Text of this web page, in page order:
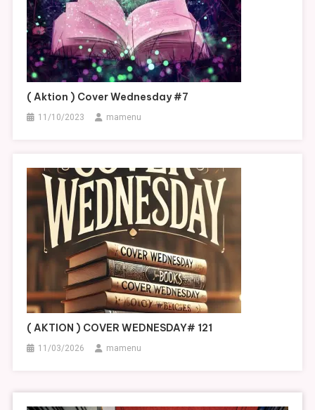
( Aktion ) Cover Wednesday #7
11/10/2023 mamenu
( AKTION ) COVER WEDNESDAY# 121
11/03/2026 mamenu